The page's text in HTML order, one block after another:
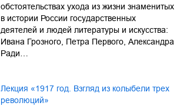
обстоятельствах ухода из жизни знаменитых
в истории России государственных
деятелей и людей литературы и искусства:
Ивана Грозного, Петра Первого, Александра
Ради…
Лекция «1917 год. Взгляд из колыбели трех
революций»